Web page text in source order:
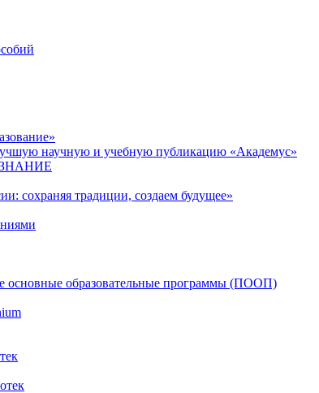
научную и учебную публикацию «Академус»
сохраняя традиции, создаем будущее»
образовательные программы (ПООП)